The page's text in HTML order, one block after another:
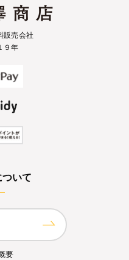
販売会社
９年
いて
要